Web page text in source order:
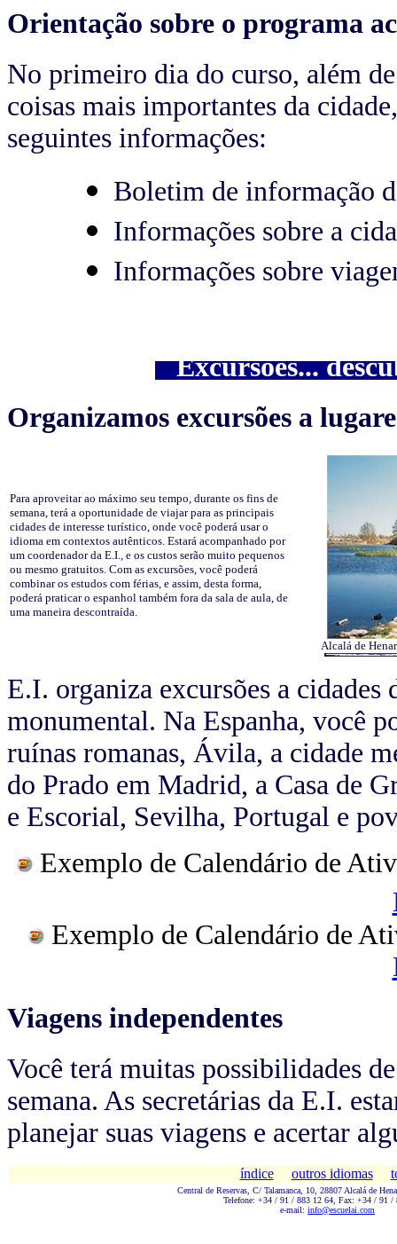
Orientação sobre o programa
No primeiro dia do curso, além
coisas mais importantes da
seguintes informações:
Boletim de informação
Informações sobre a
Informações sobre
Excursões...
Organizamos excursões a
Para aproveitar ao máximo seu tempo, durante os fins de
semana, terá a oportunidade de viajar para as principais
cidades de interesse turístico, onde você poderá usar o
idioma em contextos autênticos. Estará acompanhado por
um coordenador da E.I., e os custos serão muito pequenos
ou mesmo gratuitos. Com as excursões, você poderá
combinar os estudos com férias, e assim, desta forma,
poderá praticar o espanhol também fora da sala de aula, de
uma maneira descontraída.
Alcalá de
E.I. organiza excursões a
monumental. Na Espanha, você
ruínas romanas, Ávila, a cidade
do Prado em Madrid, a Casa de
e Escorial, Sevilha, Portugal e
Exemplo de Calendário de
Exemplo de Calendário de
Viagens independentes
Você terá muitas possibilidades
semana. As secretárias da E.I.
planejar suas viagens e acertar
índice outros idiomas
Central de Reservas, C/ Talamanca, 10, 28807 Alcalá de
Telefone: +34 / 91 / 883 12 64, Fax: +34 / 91 /
e-mail: info@escuelai.com